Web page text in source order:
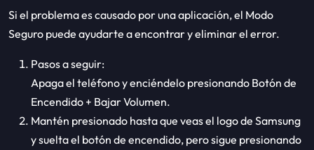
Si el problema es causado por una aplicación, el Modo
Seguro puede ayudarte a encontrar y eliminar el error.
Pasos a seguir:
Apaga el teléfono y enciéndelo presionando Botón de
Encendido + Bajar Volumen.
Mantén presionado hasta que veas el logo de Samsung
y suelta el botón de encendido, pero sigue presionando